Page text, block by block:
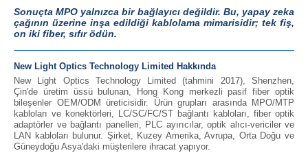
Sonuçta MPO yalnızca bir bağlayıcı değildir. Bu, yapay zeka
çağının üzerine inşa edildiği kablolama mimarisidir; tek fiş,
on iki fiber, sıfır ödün.
New Light Optics Technology Limited Hakkında
New Light Optics Technology Limited (tahmini 2017), Shenzhen,
Çin'de üretim üssü bulunan, Hong Kong merkezli pasif fiber optik
bileşenler OEM/ODM üreticisidir. Ürün grupları arasında MPO/MTP
kabloları ve konektörleri, LC/SC/FC/ST bağlantı kabloları, fiber optik
adaptörler ve bağlantı panelleri, PLC ayırıcılar, optik alıcı-vericiler ve
LAN kabloları bulunur. Şirket, Kuzey Amerika, Avrupa, Orta Doğu ve
Güneydoğu Asya'daki müşterilere ihracat yapıyor.